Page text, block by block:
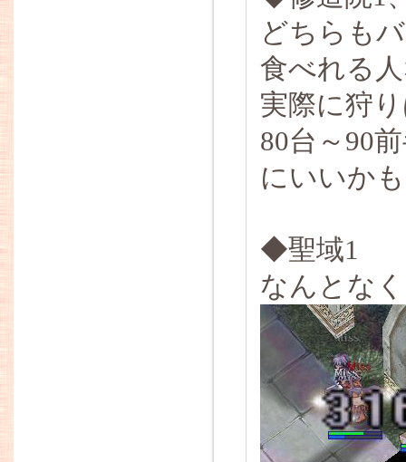
どちらも
食べれる
実際に狩
80台～90
にいいか
◆聖域1
なんとな